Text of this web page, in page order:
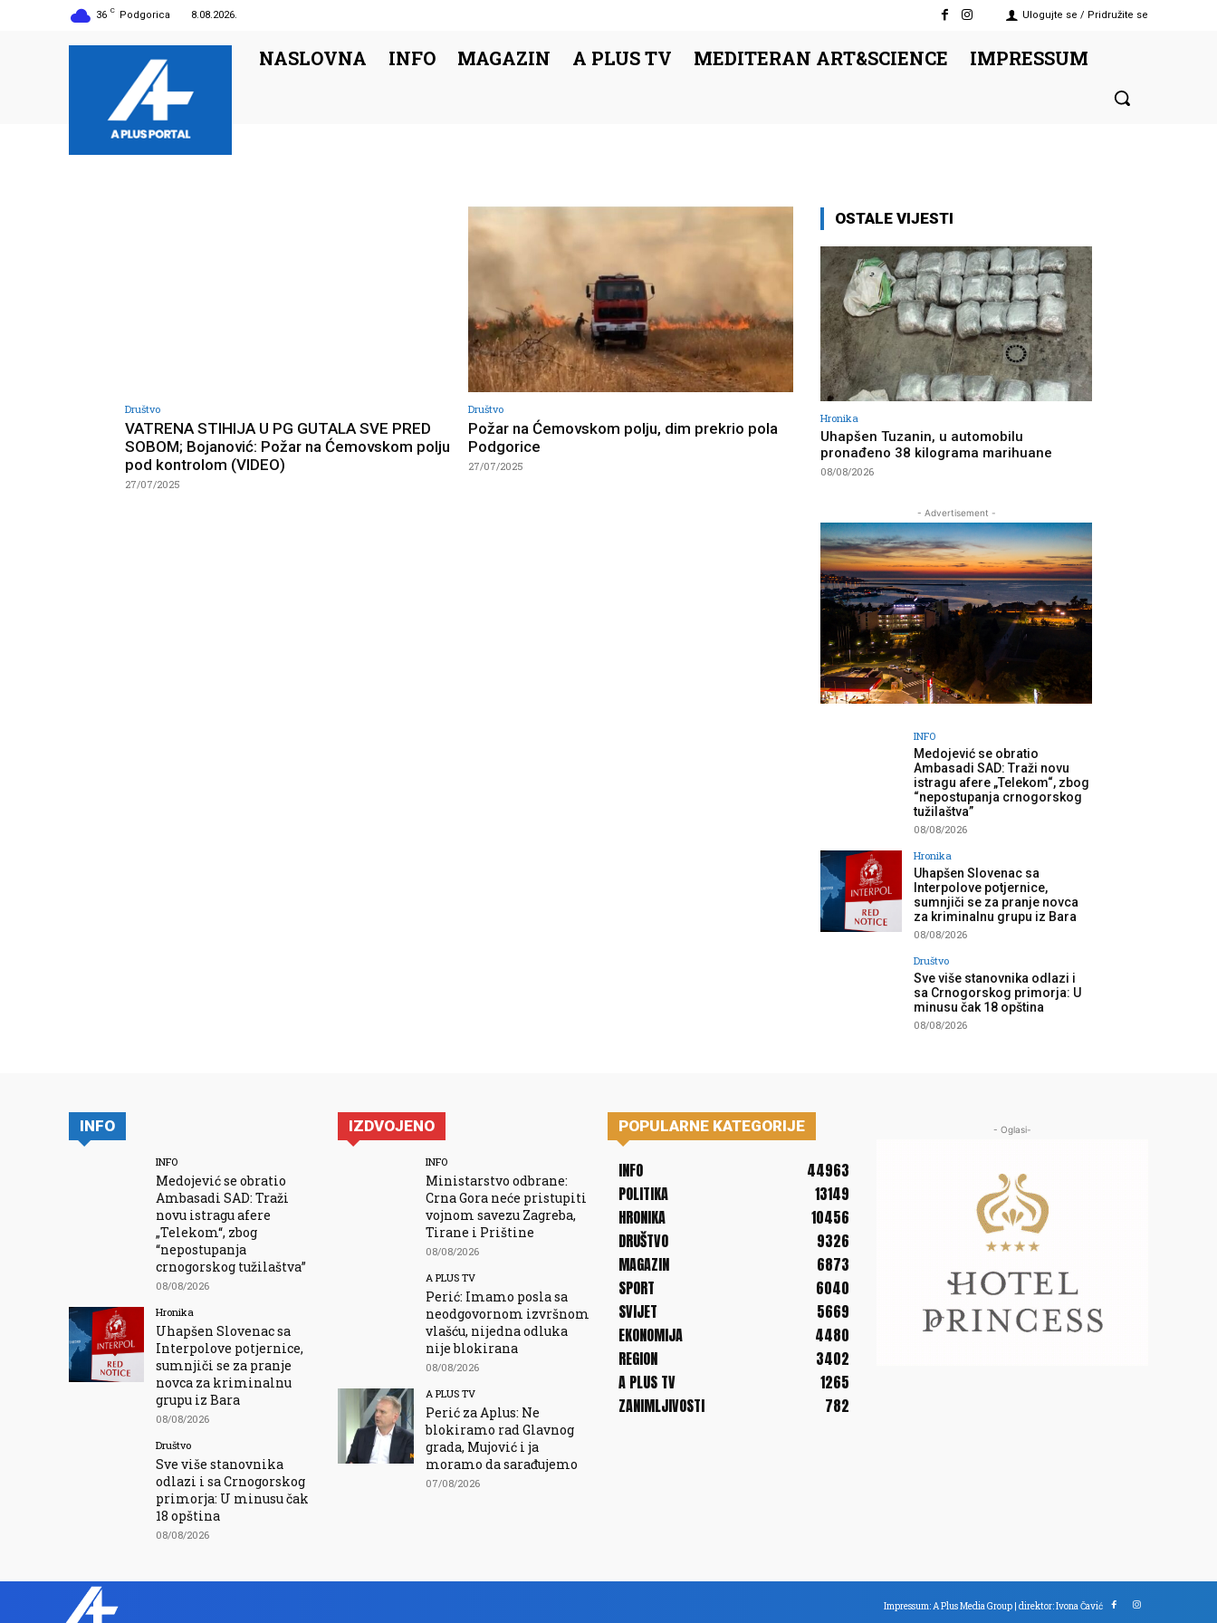
36 C Podgorica 8.08.2026. Ulogujte se / Pridružite se
NASLOVNA INFO MAGAZIN A PLUS TV MEDITERAN ART&SCIENCE IMPRESSUM
Društvo
VATRENA STIHIJA U PG GUTALA SVE PRED
SOBOM; Bojanović: Požar na Ćemovskom polju
pod kontrolom (VIDEO)
27/07/2025
Društvo
Požar na Ćemovskom polju, dim prekrio pola
Podgorice
27/07/2025
OSTALE VIJESTI
Hronika
Uhapšen Tuzanin, u automobilu
pronađeno 38 kilograma marihuane
08/08/2026
- Advertisement -
INFO
Medojević se obratio
Ambasadi SAD: Traži novu
istragu afere „Telekom“, zbog
“nepostupanja crnogorskog
tužilaštva”
08/08/2026
Hronika
Uhapšen Slovenac sa
Interpolove potjernice,
sumnjiči se za pranje novca
za kriminalnu grupu iz Bara
08/08/2026
Društvo
Sve više stanovnika odlazi i
sa Crnogorskog primorja: U
minusu čak 18 opština
08/08/2026
INFO
INFO
Medojević se obratio
Ambasadi SAD: Traži
novu istragu afere
„Telekom“, zbog
“nepostupanja
crnogorskog tužilaštva”
08/08/2026
Hronika
Uhapšen Slovenac sa
Interpolove potjernice,
sumnjiči se za pranje
novca za kriminalnu
grupu iz Bara
08/08/2026
Društvo
Sve više stanovnika
odlazi i sa Crnogorskog
primorja: U minusu čak
18 opština
08/08/2026
IZDVOJENO
INFO
Ministarstvo odbrane:
Crna Gora neće pristupiti
vojnom savezu Zagreba,
Tirane i Prištine
08/08/2026
A PLUS TV
Perić: Imamo posla sa
neodgovornom izvršnom
vlašću, nijedna odluka
nije blokirana
08/08/2026
A PLUS TV
Perić za Aplus: Ne
blokiramo rad Glavnog
grada, Mujović i ja
moramo da sarađujemo
07/08/2026
POPULARNE KATEGORIJE
INFO
44963
POLITIKA
13149
HRONIKA
10456
DRUŠTVO
9326
MAGAZIN
6873
SPORT
6040
SVIJET
5669
EKONOMIJA
4480
REGION
3402
A PLUS TV
1265
ZANIMLJIVOSTI
782
- Oglasi-
Impressum: A Plus Media Group | direktor: Ivona Čavić